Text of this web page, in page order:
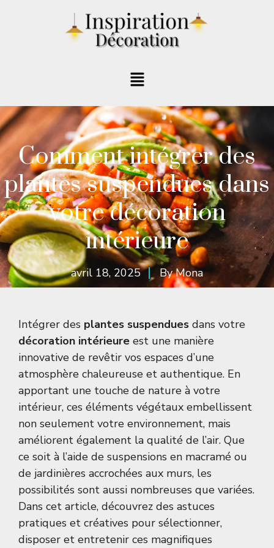
Comment intégrer des
plantes suspendues dans
votre décoration
intérieure
avril 18, 2025 ByMona
Intégrer des plantes suspendues dans votre
décoration intérieure est une manière
innovative de revêtir vos espaces d’une
atmosphère chaleureuse et authentique. En
apportant une touche de nature à votre
intérieur, ces éléments végétaux embellissent
non seulement votre environnement, mais
améliorent également la qualité de l’air. Que
ce soit à l’aide de suspensions en macramé ou
de jardinières accrochées aux murs, les
possibilités sont aussi nombreuses que variées.
Dans cet article, découvrez des astuces
pratiques et créatives pour sélectionner,
disposer et entretenir ces magnifiques